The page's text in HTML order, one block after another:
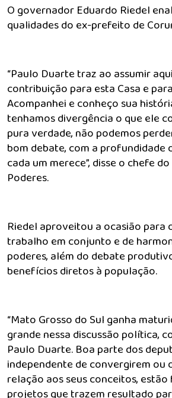
O governador Eduardo Riedel
qualidades do ex-prefeito de
“Paulo Duarte traz ao assumir
contribuição para esta Casa e
Acompanhei e conheço sua
tenhamos divergência o que ele
pura verdade, não podemos
bom debate, com a profundidade
cada um merece”, disse o chefe
Poderes.
Riedel aproveitou a ocasião para
trabalho em conjunto e de
poderes, além do debate
benefícios diretos à população.
“Mato Grosso do Sul ganha
grande nessa discussão política,
Paulo Duarte. Boa parte dos
independente de convergirem ou
relação aos seus conceitos,
projetos que trazem resultado